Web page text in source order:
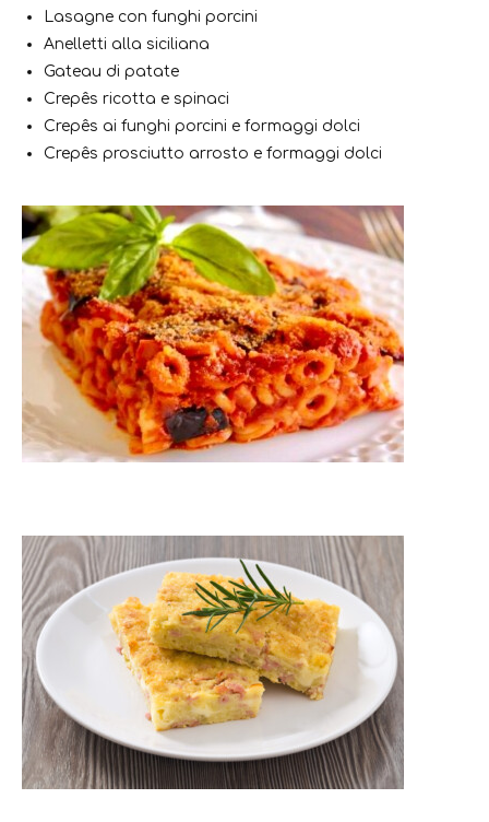
Lasagne con funghi porcini
Anelletti alla siciliana
Gateau di patate
Crepês ricotta e spinaci
Crepês ai funghi porcini e formaggi dolci
Crepês prosciutto arrosto e formaggi dolci